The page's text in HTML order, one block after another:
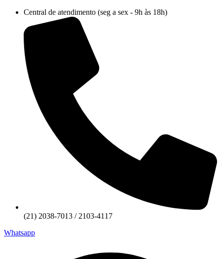
conteúdo
Central de atendimento (seg a sex - 9h às 18h)
(21) 2038-7013 / 2103-4117
Whatsapp